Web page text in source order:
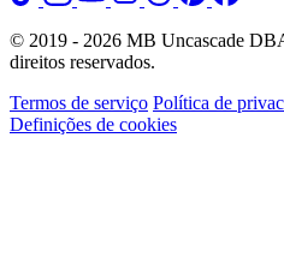
© 2019 - 2026 MB Uncascade
direitos reservados.
Termos de serviço Política de
Definições de cookies